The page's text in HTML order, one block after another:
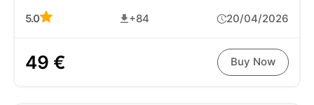
5.0 +84 20/04/2026
49 € Buy Now